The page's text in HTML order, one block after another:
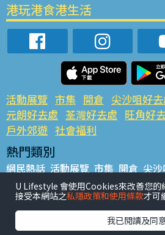
港玩港食港生活
活動展覽 市集 開倉 尖沙咀好
元朗好去處 荃灣好去處 旺角好
戶外郊遊 社會福利
熱門類別
網民熱話 活動展覽 市集 開倉 尖
銅鑼灣好去處 元朗好去處 荃灣好
餐廳情報 戶外郊遊
熱門標籤
U Lifestyle 會使用Cookies來改善您的
接受本網站之私隱政策和使用條款才可
我已閱讀及同